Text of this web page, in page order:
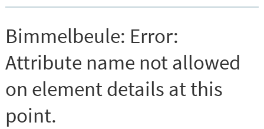
Bimmelbeule: Error:
Attribute name not allowed
on element details at this
point.